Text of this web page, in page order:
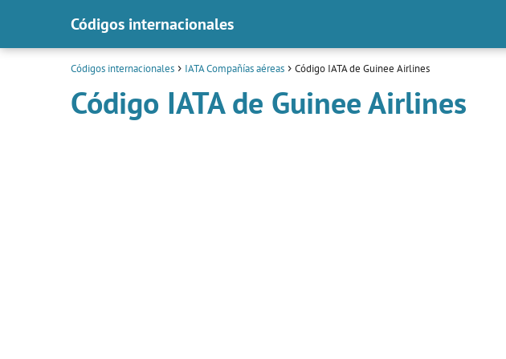
Códigos internacionales
Códigos internacionales IATA Compañías aéreas Código IATA de Guinee Airlines
Código IATA de Guinee Airlines